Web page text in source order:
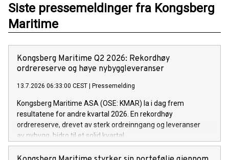
Siste pressemeldinger fra Kongsberg
Maritime
Kongsberg Maritime Q2 2026: Rekordhøy
ordrereserve og høye nybyggleveranser
13.7.2026 06:33:00 CEST | Pressemelding
Kongsberg Maritime ASA (OSE: KMAR) la i dag frem
resultatene for andre kvartal 2026. En rekordhøy
ordrereserve, drevet av sterk ordreinngang og leveranser
av nybygg, bidro til et solid kvartal.